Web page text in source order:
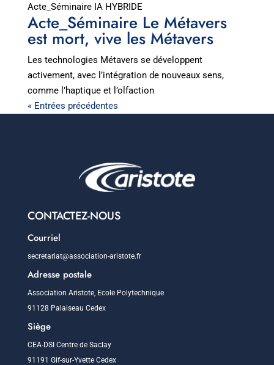
Acte_Séminaire IA HYBRIDE
Acte_Séminaire Le Métavers
est mort, vive les Métavers
Les technologies Métavers se développent
activement, avec l’intégration de nouveaux sens,
comme l’haptique et l’olfaction
« Entrées précédentes
CONTACTEZ-NOUS
Courriel
secretariat@association-aristote.fr
Adresse postale
Association Aristote, Ecole Polytechnique
91128 Palaiseau Cedex
Siège
CEA-DSI Centre de Saclay
91191 Gif-sur-Yvette Cedex